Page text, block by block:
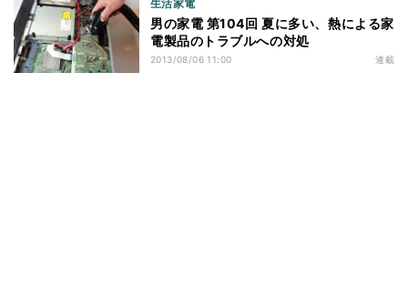
生活家電
男の家電 第104回 夏に多い、熱による家
電製品のトラブルへの対処
2013/08/06 11:00 連載